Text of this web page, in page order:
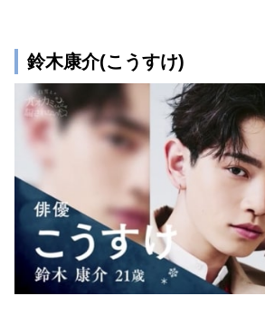
鈴木康介(こうすけ)